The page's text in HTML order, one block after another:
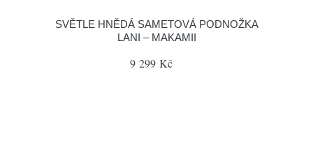
SVĚTLE HNĚDÁ SAMETOVÁ PODNOŽKA
LANI – MAKAMII
9 299 Kč